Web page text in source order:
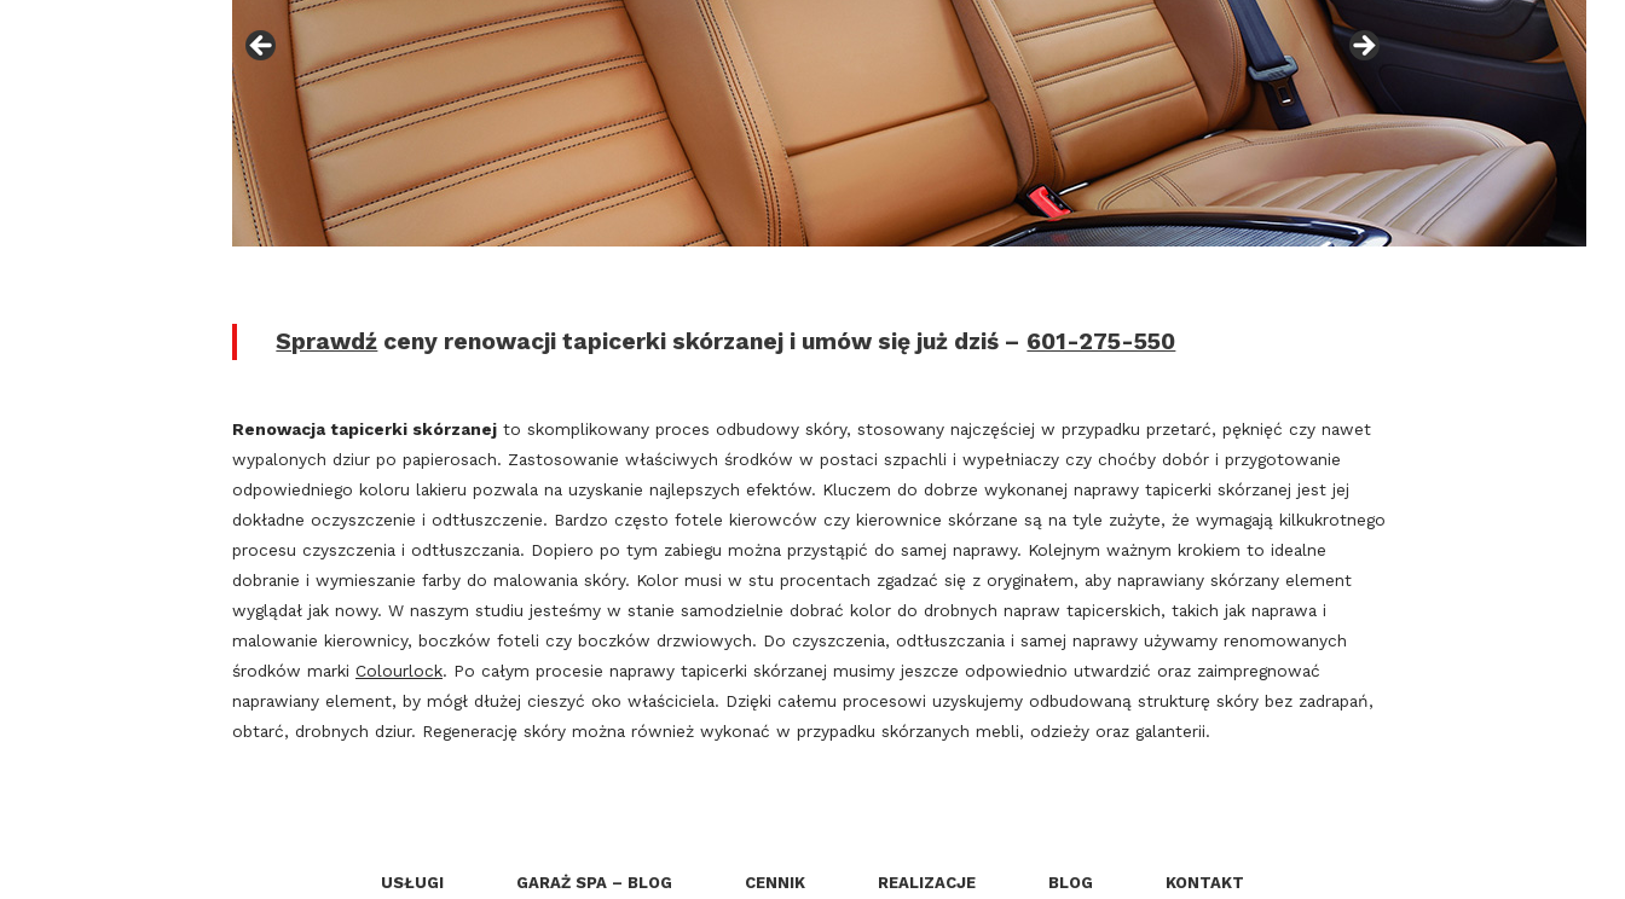
Sprawdź ceny renowacji tapicerki skórzanej i umów się już dziś – 601-275-550
Renowacja tapicerki skórzanej to skomplikowany proces odbudowy skóry, stosowany najczęściej w przypadku przetarć, pęknięć czy nawet
wypalonych dziur po papierosach. Zastosowanie właściwych środków w postaci szpachli i wypełniaczy czy choćby dobór i przygotowanie
odpowiedniego koloru lakieru pozwala na uzyskanie najlepszych efektów. Kluczem do dobrze wykonanej naprawy tapicerki skórzanej jest jej
dokładne oczyszczenie i odtłuszczenie. Bardzo często fotele kierowców czy kierownice skórzane są na tyle zużyte, że wymagają kilkukrotnego
procesu czyszczenia i odtłuszczania. Dopiero po tym zabiegu można przystąpić do samej naprawy. Kolejnym ważnym krokiem to idealne
dobranie i wymieszanie farby do malowania skóry. Kolor musi w stu procentach zgadzać się z oryginałem, aby naprawiany skórzany element
wyglądał jak nowy. W naszym studiu jesteśmy w stanie samodzielnie dobrać kolor do drobnych napraw tapicerskich, takich jak naprawa i
malowanie kierownicy, boczków foteli czy boczków drzwiowych. Do czyszczenia, odtłuszczania i samej naprawy używamy renomowanych
środków marki Colourlock. Po całym procesie naprawy tapicerki skórzanej musimy jeszcze odpowiednio utwardzić oraz zaimpregnować
naprawiany element, by mógł dłużej cieszyć oko właściciela. Dzięki całemu procesowi uzyskujemy odbudowaną strukturę skóry bez zadrapań,
obtarć, drobnych dziur. Regenerację skóry można również wykonać w przypadku skórzanych mebli, odzieży oraz galanterii.
USŁUGI GARAŻ SPA – BLOG CENNIK REALIZACJE BLOG KONTAKT